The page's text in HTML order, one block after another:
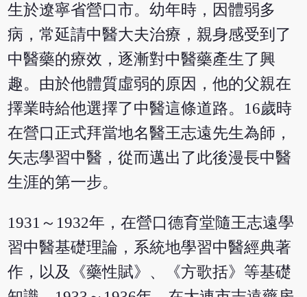
生於遼寧省營口市。幼年時，因體弱多
病，常延請中醫大夫治療，親身感受到了
中醫藥的療效，逐漸對中醫藥產生了興
趣。由於他體質虛弱的原因，他的父親在
擇業時給他選擇了中醫這條道路。16歲時
在營口正式拜當地名醫王志遠先生為師，
矢志學習中醫，從而邁出了此後漫長中醫
生涯的第一步。
1931～1932年，在營口德育堂隨王志遠學
習中醫基礎理論，系統地學習中醫經典著
作，以及《藥性賦》、《方歌括》等基礎